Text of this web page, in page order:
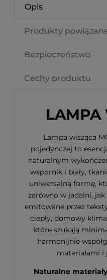
Opis
Produkty
Bezpieczeństwo
Cechy produktu
LAMPA
Lampa wisząca
pojedynczej to
naturalnym
wspornik i biały,
uniwersalną formę,
zarówno w jadalni, jak
emitowane przez
ciepły, domowy
które szukają
harmonijnie
materiałami i
Naturalne